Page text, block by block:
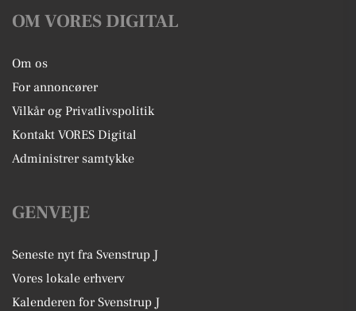
OM VORES DIGITAL
Om os
For annoncører
Vilkår og Privatlivspolitik
Kontakt VORES Digital
Administrer samtykke
GENVEJE
Seneste nyt fra Svenstrup J
Vores lokale erhverv
Kalenderen for Svenstrup J